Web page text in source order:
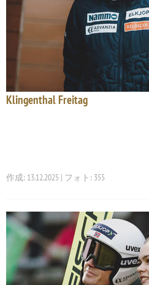
Klingenthal Freitag
作成: 13.12.2025 | フォト: 355